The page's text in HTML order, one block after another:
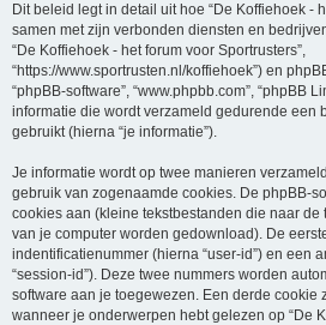
Dit beleid legt in detail uit hoe “De Koffiehoek -
samen met zijn verbonden diensten en bedrijven
“De Koffiehoek - het forum voor Sportrusters”,
“https://www.sportrusten.nl/koffiehoek”) en
“phpBB-software”, “www.phpbb.com”, “phpBB
informatie die wordt verzameld gedurende een
gebruikt (hierna “je informatie”).
Je informatie wordt op twee manieren
gebruik van zogenaamde cookies. De phpBB-
cookies aan (kleine tekstbestanden die naar
van je computer worden gedownload). De
indentificatienummer (hierna “user-id”) en een
“session-id”). Deze twee nummers worden
software aan je toegewezen. Een derde cookie
wanneer je onderwerpen hebt gelezen op “De